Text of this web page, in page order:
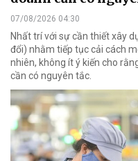
07/08/2026 04:30
Nhất trí với sự cần thiết xây
đổi) nhằm tiếp tục cải cách
nhiên, không ít ý kiến cho
cần có nguyên tắc.